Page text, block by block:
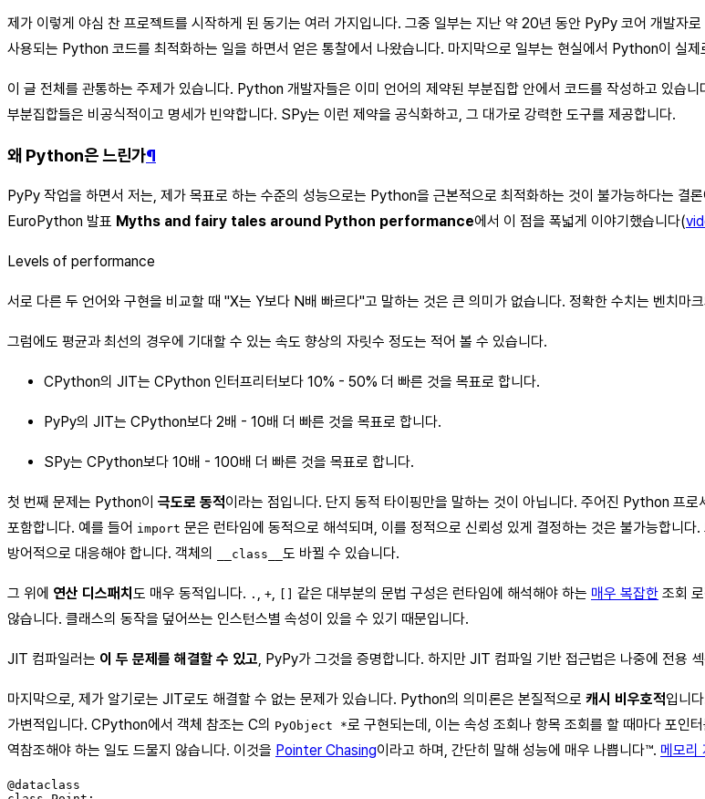
제가 이렇게 야심 찬 프로젝트를 시작하게 된 동기는 여러 가지입니다. 그중 일부는 지난 약 20년 동안 PyPy 코어 개발자
사용되는 Python 코드를 최적화하는 일을 하면서 얻은 통찰에서 나왔습니다. 마지막으로 일부는 현실에서 Python이 실
이 글 전체를 관통하는 주제가 있습니다. Python 개발자들은 이미 언어의 제약된 부분집합 안에서 코드를 작성하고 있습
부분집합들은 비공식적이고 명세가 빈약합니다. SPy는 이런 제약을 공식화하고, 그 대가로 강력한 도구를 제공합니다.
왜 Python은 느린가¶
PyPy 작업을 하면서 저는, 제가 목표로 하는 수준의 성능으로는 Python을 근본적으로 최적화하는 것이 불가능하다는
EuroPython 발표 Myths and fairy tales around Python performance에서 이 점을 폭넓게 이야기했습니다(
Levels of performance
서로 다른 두 언어와 구현을 비교할 때 "X는 Y보다 N배 빠르다"고 말하는 것은 큰 의미가 없습니다. 정확한 수치는 벤치마
그럼에도 평균과 최선의 경우에 기대할 수 있는 속도 향상의 자릿수 정도는 적어 볼 수 있습니다.
CPython의 JIT는 CPython 인터프리터보다 10% - 50% 더 빠른 것을 목표로 합니다.
PyPy의 JIT는 CPython보다 2배 - 10배 더 빠른 것을 목표로 합니다.
SPy는 CPython보다 10배 - 100배 더 빠른 것을 목표로 합니다.
첫 번째 문제는 Python이 극도로 동적이라는 점입니다. 단지 동적 타이핑만을 말하는 것이 아닙니다. 주어진 Python 프
포함합니다. 예를 들어 import 문은 런타임에 동적으로 해석되며, 이를 정적으로 신뢰성 있게 결정하는 것은 불가능합니
방어적으로 대응해야 합니다. 객체의
__class__ 도 바뀔 수 있습니다.
그 위에 연산 디스패치 도 매우 동적입니다. . + 같은 대부분의 문법 구성은 런타임에 해석해야 하는 매우 복잡한 조회
않습니다. 클래스의 동작을 덮어쓰는 인스턴스별 속성이 있을 수 있기 때문입니다.
JIT 컴파일러는 이 두 문제를 해결할 수 있고 , PyPy가 그것을 증명합니다. 하지만 JIT 컴파일 기반 접근법은 나중에 전용
마지막으로, 제가 알기로는 JIT로도 해결할 수 없는 문제가 있습니다. Python의 의미론은 본질적으로 캐시 비우호적입니
가변적입니다. CPython에서 객체 참조는 C의
PyObject *로 구현되는데, 이는 속성 조회나 항목 조회를 할 때마다 포인
역참조해야 하는 일도 드물지 않습니다. 이것을 Pointer Chasing이라고 하며, 간단히 말해 성능에 매우 나쁩니다™. 메모리
@dataclass